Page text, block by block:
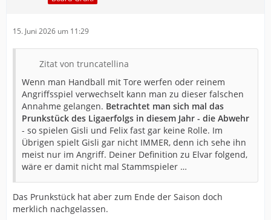
15. Juni 2026 um 11:29
Zitat von truncatellina
Wenn man Handball mit Tore werfen oder reinem
Angriffsspiel verwechselt kann man zu dieser falschen
Annahme gelangen. Betrachtet man sich mal das
Prunkstück des Ligaerfolgs in diesem Jahr - die Abwehr
- so spielen Gisli und Felix fast gar keine Rolle. Im
Übrigen spielt Gisli gar nicht IMMER, denn ich sehe ihn
meist nur im Angriff. Deiner Definition zu Elvar folgend,
wäre er damit nicht mal Stammspieler …
Das Prunkstück hat aber zum Ende der Saison doch
merklich nachgelassen.